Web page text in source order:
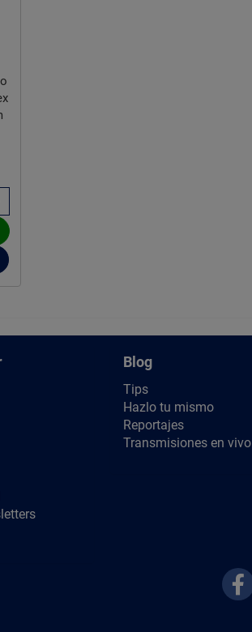
Blog
Tips
Hazlo tu mismo
Reportajes
Transmisiones en vivo